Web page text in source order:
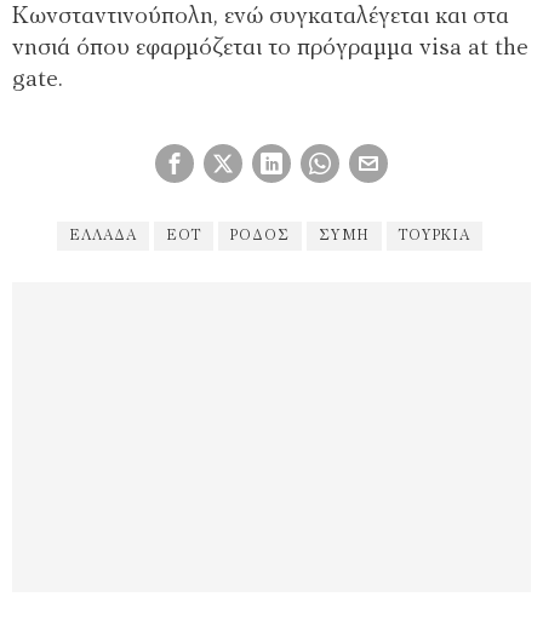
Κωνσταντινούπολη, ενώ συγκαταλέγεται και στα
νησιά όπου εφαρμόζεται το πρόγραμμα visa at the
gate.
ΕΛΛΆΔΑ ΕΟΤ ΡΌΔΟΣ ΣΎΜΗ ΤΟΥΡΚΊΑ